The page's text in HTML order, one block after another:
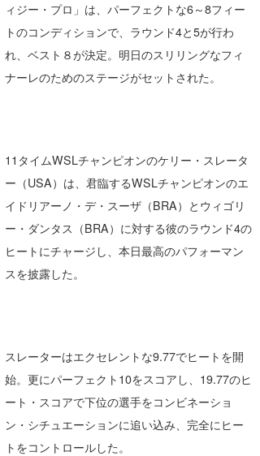
ィジー・プロ」は、パーフェクトな6～8フィー
トのコンディションで、ラウンド4と5が行わ
れ、ベスト８が決定。明日のスリリングなフィ
ナーレのためのステージがセットされた。
11タイムWSLチャンピオンのケリー・スレータ
ー（USA）は、君臨するWSLチャンピオンのエ
イドリアーノ・デ・スーザ（BRA）とウィゴリ
ー・ダンタス（BRA）に対する彼のラウンド4の
ヒートにチャージし、本日最高のパフォーマン
スを披露した。
スレーターはエクセレントな9.77でヒートを開
始。更にパーフェクト10をスコアし、19.77のヒ
ート・スコアで下位の選手をコンビネーショ
ン・シチュエーションに追い込み、完全にヒー
トをコントロールした。
ライター/寄稿メディア
Core Surf Japan
Yasunari Inoue
Yoshiyuki Obata
arukasvision
DELTA FORCE SURF
Colors MAGAZINE
WAVAL
福島寿実子
中浦“JET”章
嵯峨明日香
進士剛光
NOBUFUKU
大野”MAR”修聖
喜納海人
波伝説スタッフ
☆加藤
+☆maki☆+
Aichan
G◎Da
H
KID
波伝説